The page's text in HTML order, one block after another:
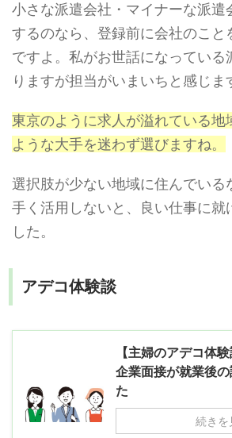
小さな派遣会社・マイナーな派遣
するのなら、登録前に会社のこと
ですよ。私がお世話になっている
りますが担当がいまいちと感じま
東京のように求人が溢れている地
ような大手を迷わず選びますね。
選択肢が少ない地域に住んでいる
手く活用しないと、良い仕事に就
した。
アデコ体験談
【主婦のアデコ体
企業面接が就業後
た
続きを